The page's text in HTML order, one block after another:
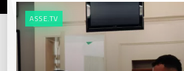
ASSE.TV